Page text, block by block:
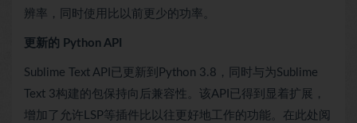
辨率，同时使用比以前更少的功率。
更新的 Python API
Sublime Text API已更新到Python 3.8，同时与为Sublime
Text 3构建的包保持向后兼容性。该API已得到显着扩展，
增加了允许LSP等插件比以往更好地工作的功能。在此处阅